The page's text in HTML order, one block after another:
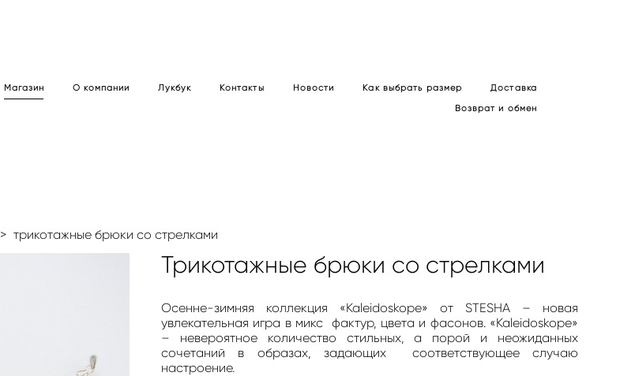
Магазин О компании Лукбук Контакты Новости Как выбрать размер
Доставка
Возврат и обмен
> трикотажные брюки со стрелками
Трикотажные брюки со стрелками
Осенне-зимняя коллекция «Kaleidoskope» от STESHA – новая
увлекательная игра в микс фактур, цвета и фасонов. «Kaleidoskope»
– невероятное количество стильных, а порой и неожиданных
сочетаний в образах, задающих соответствующее случаю
настроение.